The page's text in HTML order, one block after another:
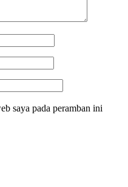
saya pada peramban ini